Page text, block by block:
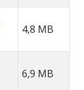
4,8 MB
6,9 MB